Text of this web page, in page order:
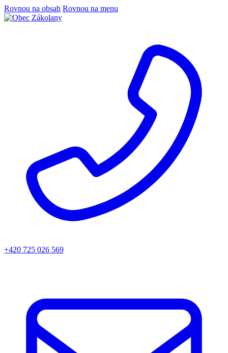
Rovnou na obsah Rovnou na menu
+420 725 026 569